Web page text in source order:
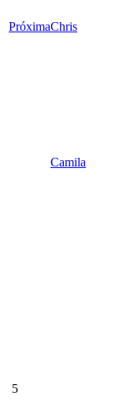
PróximaChris
Camila
5